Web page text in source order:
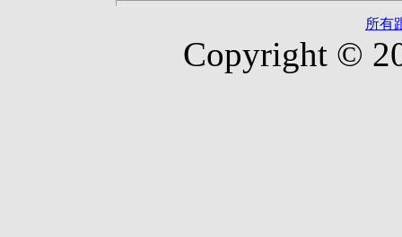
所有
Copyright ©